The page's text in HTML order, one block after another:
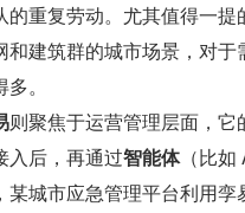
的重复劳动。尤其值得一
和建筑群的城市场景，对
。
则聚焦于运营管理层面，
入后，再通过智能体（比如
某城市应急管理平台利用